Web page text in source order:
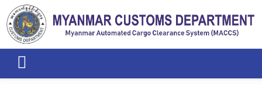
Skip to main content